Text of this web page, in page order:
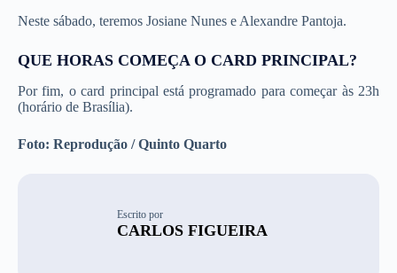
Neste sábado, teremos Josiane Nunes e Alexandre Pantoja.
QUE HORAS COMEÇA O CARD PRINCIPAL?
Por fim, o card principal está programado para começar às 23h
(horário de Brasília).
Foto: Reprodução / Quinto Quarto
Escrito por
CARLOS FIGUEIRA